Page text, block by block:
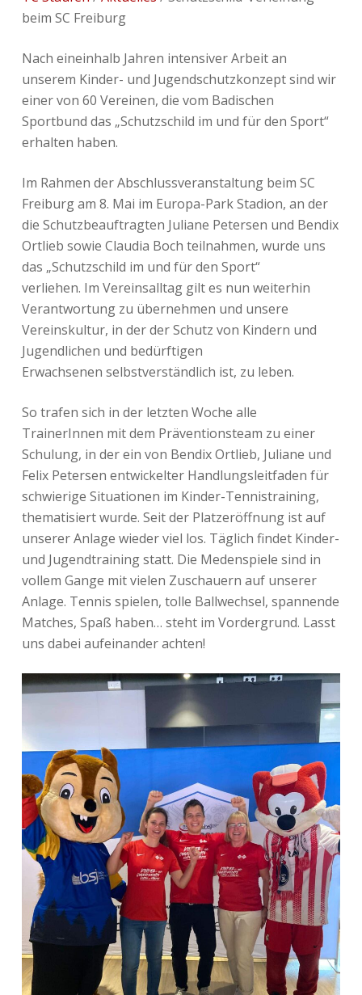
beim SC Freiburg
Nach eineinhalb Jahren intensiver Arbeit an
unserem Kinder- und Jugendschutzkonzept sind wir
einer von 60 Vereinen, die vom Badischen
Sportbund das „Schutzschild im und für den Sport“
erhalten haben.
Im Rahmen der Abschlussveranstaltung beim SC
Freiburg am 8. Mai im Europa-Park Stadion, an der
die Schutzbeauftragten Juliane Petersen und Bendix
Ortlieb sowie Claudia Boch teilnahmen, wurde uns
das „Schutzschild im und für den Sport“
verliehen. Im Vereinsalltag gilt es nun weiterhin
Verantwortung zu übernehmen und unsere
Vereinskultur, in der der Schutz von Kindern und
Jugendlichen und bedürftigen
Erwachsenen selbstverständlich ist, zu leben.
So trafen sich in der letzten Woche alle
TrainerInnen mit dem Präventionsteam zu einer
Schulung, in der ein von Bendix Ortlieb, Juliane und
Felix Petersen entwickelter Handlungsleitfaden für
schwierige Situationen im Kinder-Tennistraining,
thematisiert wurde. Seit der Platzeröffnung ist auf
unserer Anlage wieder viel los. Täglich findet Kinder-
und Jugendtraining statt. Die Medenspiele sind in
vollem Gange mit vielen Zuschauern auf unserer
Anlage. Tennis spielen, tolle Ballwechsel, spannende
Matches, Spaß haben… steht im Vordergrund. Lasst
uns dabei aufeinander achten!